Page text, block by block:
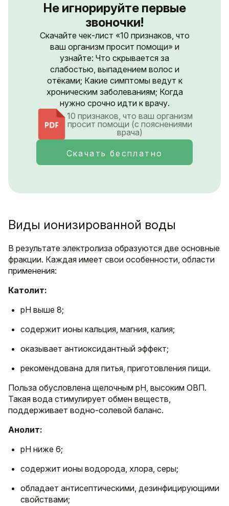
Не игнорируйте первые
звоночки!
Скачайте чек-лист «10 признаков, что
ваш организм просит помощи» и
узнайте: Что скрывается за
слабостью, выпадением волос и
отёками; Какие симптомы ведут к
хроническим заболеваниям; Когда
нужно срочно идти к врачу.
10 признаков, что ваш организм
просит помощи (с пояснениями
врача)
Скачать бесплатно
Виды ионизированной воды
В результате электролиза образуются две основные
фракции. Каждая имеет свои особенности, области
применения:
Католит:
рН выше 8;
содержит ионы кальция, магния, калия;
оказывает антиоксидантный эффект;
рекомендована для питья, приготовления пищи.
Польза обусловлена щелочным pH, высоким ОВП.
Такая вода стимулирует обмен веществ,
поддерживает водно-солевой баланс.
Анолит:
рН ниже 6;
содержит ионы водорода, хлора, серы;
обладает антисептическими, дезинфицирующими
свойствами;